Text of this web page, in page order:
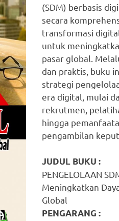
(SDM) berbasis
secara
transformasi
untuk
pasar global.
dan praktis, buku
strategi
era digital, mulai
rekrutmen,
hingga
pengambilan
JUDUL BUKU :
PENGELOLAAN
Meningkatkan
Global
PENGARANG :